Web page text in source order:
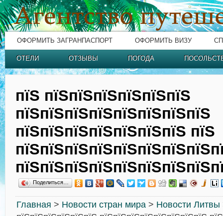
ОФОРМИТЬ ЗАГРАНПАСПОРТ ОФОРМИТЬ ВИЗУ
ОТЕЛИ ОТЗЫВЫ ПОГОДА
пїЅ пїЅпїЅпїЅпїЅпїЅпїЅ
пїЅпїЅпїЅпїЅпїЅпїЅпїЅпїЅ
пїЅпїЅпїЅпїЅпїЅпїЅпїЅ пїЅ
Поделиться…
Главная > Новости стран мира > Новости Литвы